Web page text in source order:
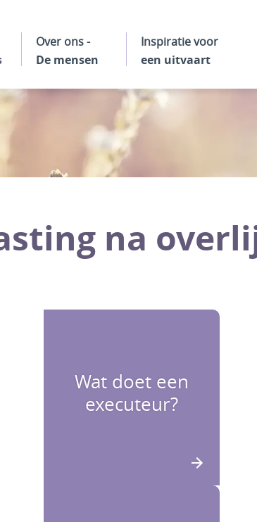
Over ons -
De mensen
Inspiratie voor
een uitvaart
na
Wat doet een
executeur?